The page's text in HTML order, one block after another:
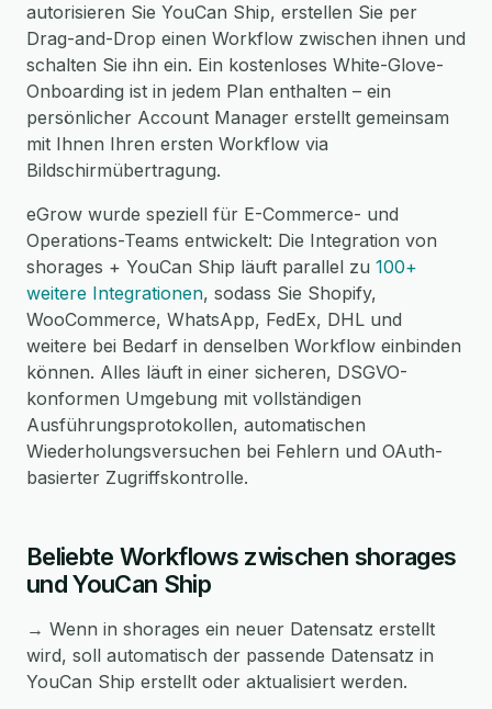
autorisieren Sie YouCan Ship, erstellen Sie per
Drag-and-Drop einen Workflow zwischen ihnen und
schalten Sie ihn ein. Ein kostenloses White-Glove-
Onboarding ist in jedem Plan enthalten – ein
persönlicher Account Manager erstellt gemeinsam
mit Ihnen Ihren ersten Workflow via
Bildschirmübertragung.
eGrow wurde speziell für E-Commerce- und
Operations-Teams entwickelt: Die Integration von
shorages + YouCan Ship läuft parallel zu 100+
weitere Integrationen, sodass Sie Shopify,
WooCommerce, WhatsApp, FedEx, DHL und
weitere bei Bedarf in denselben Workflow einbinden
können. Alles läuft in einer sicheren, DSGVO-
konformen Umgebung mit vollständigen
Ausführungsprotokollen, automatischen
Wiederholungsversuchen bei Fehlern und OAuth-
basierter Zugriffskontrolle.
Beliebte Workflows zwischen shorages
und YouCan Ship
→ Wenn in shorages ein neuer Datensatz erstellt
wird, soll automatisch der passende Datensatz in
YouCan Ship erstellt oder aktualisiert werden.